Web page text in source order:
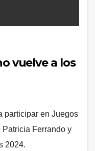
vuelve a los
participar en Juegos
Ferrando y
2024.